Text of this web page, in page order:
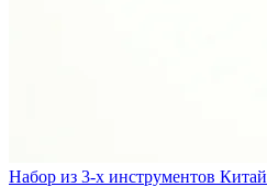
Набор из 3-х инструментов Китай